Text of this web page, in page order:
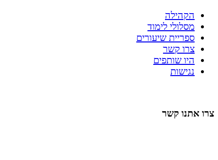
הקהילה
מסלולי לימוד
ספריית שיעורים
צרו קשר
היו שותפים
נגישות
צרו אתנו קשר